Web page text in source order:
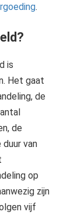
.
is
Het gaat
de
de
van
op
zijn
vijf